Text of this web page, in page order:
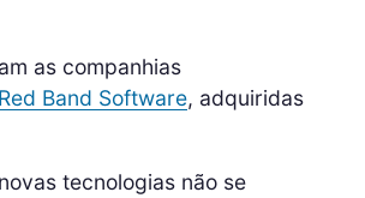
as companhias
Red Band Software, adquiridas
tecnologias não se